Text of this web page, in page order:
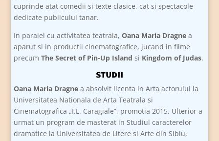
cuprinde atat comedii si texte clasice, cat si spectacole
dedicate publicului tanar.
In paralel cu activitatea teatrala,Oana Maria Dragne a
aparut si in productii cinematografice, jucand in filme
precumThe Secret of Pin-Up Island si Kingdom of Judas.
STUDII
Oana Maria Dragne a absolvit licenta in Arta actorului la
Universitatea Nationala de Arta Teatrala si
Cinematografica „I.L. Caragiale”, promotia 2015. Ulterior a
urmat un program de masterat in Studiul caracterelor
dramatice la Universitatea de Litere si Arte din Sibiu,